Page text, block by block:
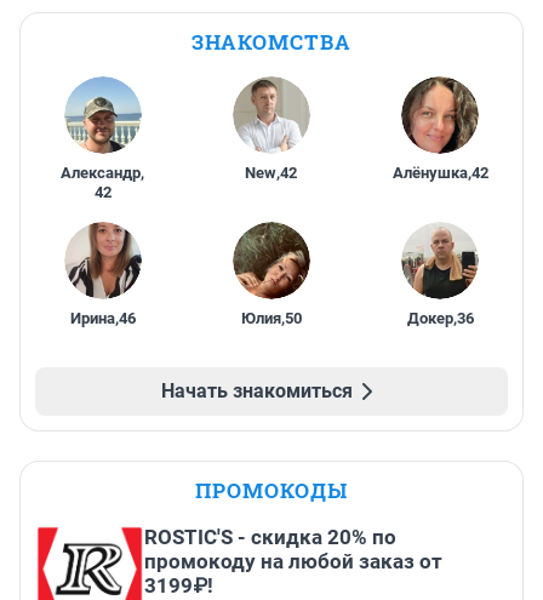
ЗНАКОМСТВА
Александр,
42
New,42 Алёнушка,42
Ирина,46 Юлия,50 Докер,36
Начать знакомиться
ПРОМОКОДЫ
ROSTIC'S - скидка 20% по
промокоду на любой заказ от
3199₽!